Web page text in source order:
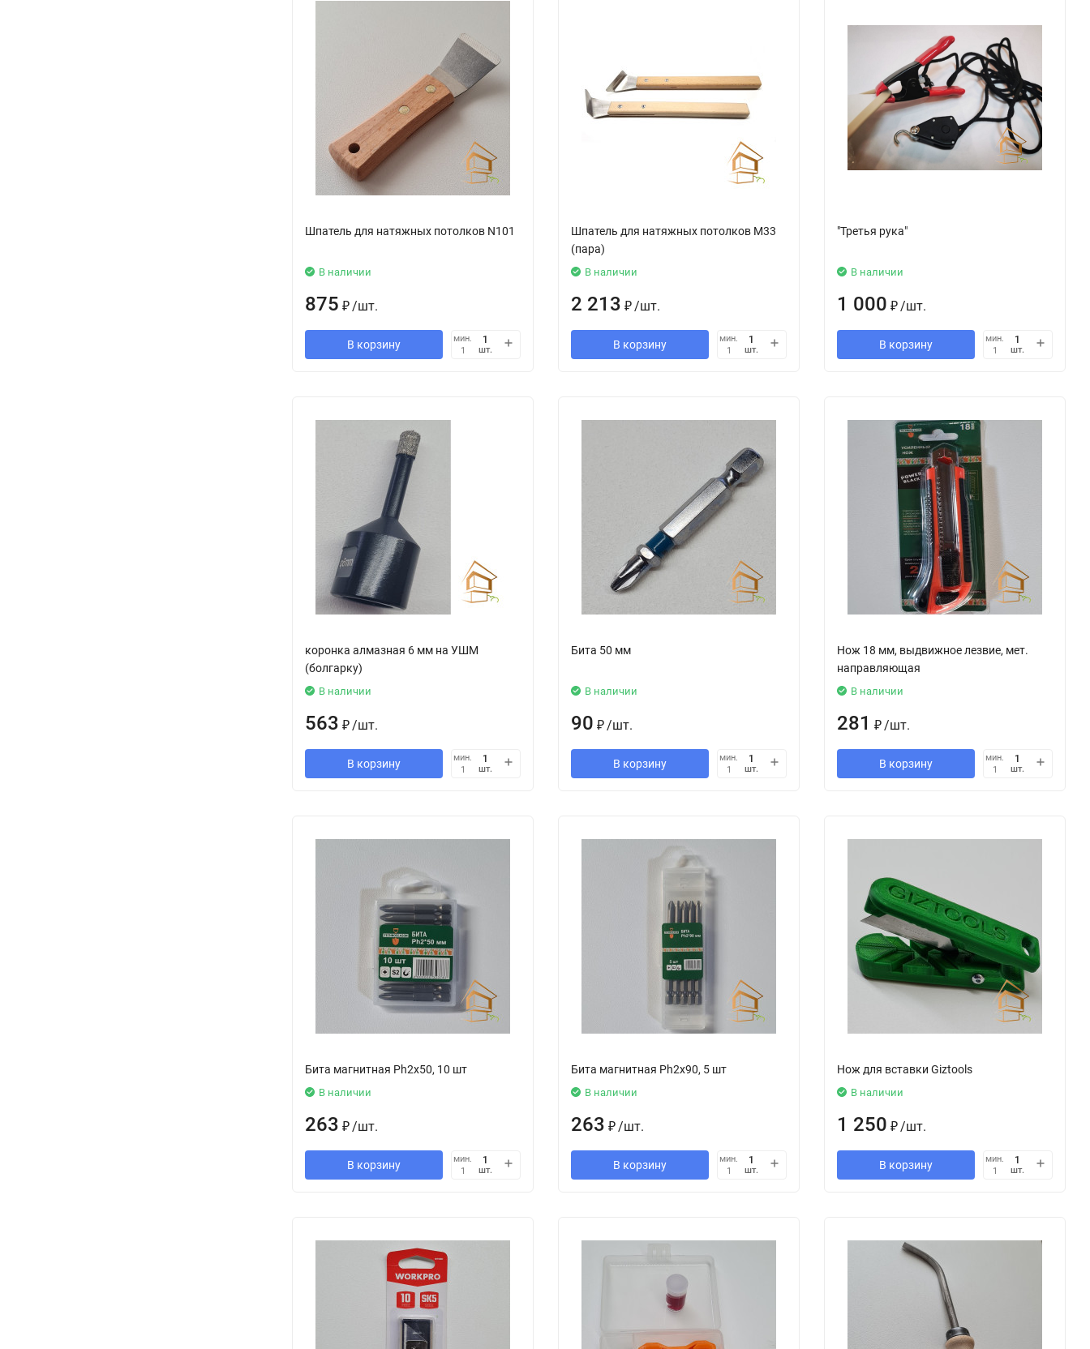
Шпатель для натяжных потолков N101
В наличии
875 ₽/шт.
В корзину
мин.
1
шт.
Шпатель для натяжных потолков М33
(пара)
В наличии
2 213 ₽/шт.
В корзину
мин.
1
шт.
"Третья рука"
В наличии
1 000 ₽/шт.
В корзину
мин.
1
шт.
коронка алмазная 6 мм на УШМ
(болгарку)
В наличии
563 ₽ /шт.
В корзину
мин.
1
шт.
Бита 50 мм
В наличии
90 ₽ /шт.
В корзину
мин.
1
шт.
Нож 18 мм, выдвижное лезвие, мет.
направляющая
В наличии
281 ₽ /шт.
В корзину
мин.
1
шт.
Бита магнитная Ph2x50, 10 шт
В наличии
263 ₽ /шт.
В корзину
мин.
1
шт.
Бита магнитная Ph2x90, 5 шт
В наличии
263 ₽ /шт.
В корзину
мин.
1
шт.
Нож для вставки Giztools
В наличии
1 250 ₽ /шт.
В корзину
мин.
1
шт.